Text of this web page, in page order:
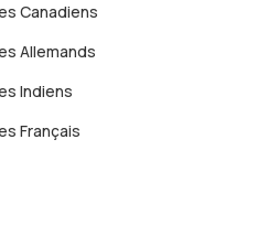
Canadiens
Allemands
Indiens
Français